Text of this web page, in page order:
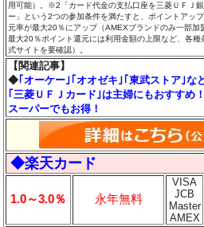
用可能）。※2「カード代金の支払口座を三菱ＵＦＪ
ー」という2つの参加条件を満たすと、ポイントアッ
元率が最大20％にアップ（AMEXブランドのみ一部加
最大20％ポイント還元には利用金額の上限など、各
式サイトを要確認）。
【関連記事】
◆｢オーケー｣｢オオゼキ｣｢東武ストア｣な
｢三菱ＵＦＪカード｣は主婦にもおすすめ
スーパーでもお得！
◆楽天カード
1.0～3.0％ 永年無料
VISA
JCB
Master
AMEX